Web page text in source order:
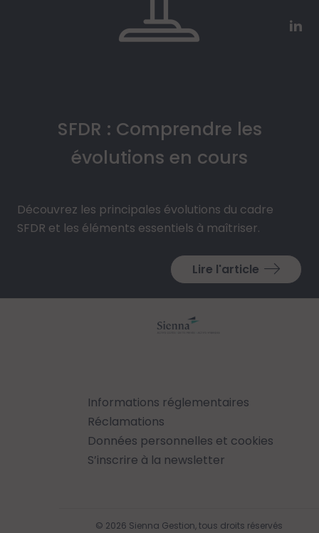
SFDR : Comprendre les
évolutions en cours
Découvrez les principales évolutions du cadre
SFDR et les éléments essentiels à maîtriser.
Lire l'article
Informations réglementaires
Réclamations
Données personnelles et cookies
S’inscrire à la newsletter
© 2026 Sienna Gestion, tous droits réservés